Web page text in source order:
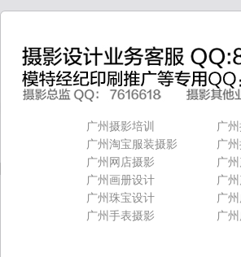
广州摄影培训 广
广州淘宝服装摄影
广州
广州网店摄影
广
广州画册设计
广
广州珠宝设计
广
广州手表摄影
广